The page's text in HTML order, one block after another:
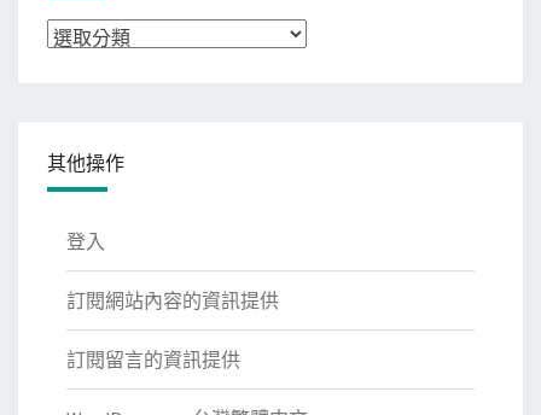
分
其他操作
登入
訂閱網站內容的資訊提供
訂閱留言的資訊提供